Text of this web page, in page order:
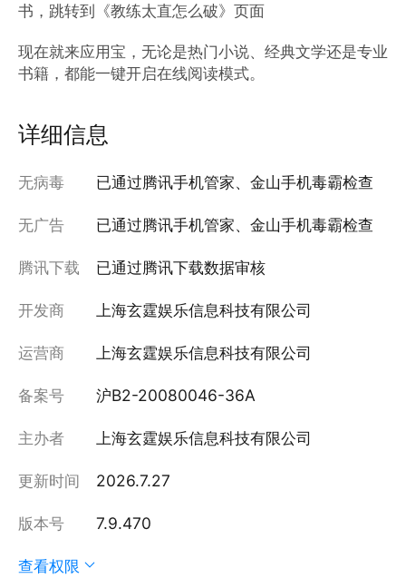
书，跳转到《教练太直怎么破》页面
现在就来应用宝，无论是热门小说、经典文学还是专业
书籍，都能一键开启在线阅读模式。
详细信息
无病毒 已通过腾讯手机管家、金山手机毒霸检查
无广告 已通过腾讯手机管家、金山手机毒霸检查
腾讯下载 已通过腾讯下载数据审核
开发商 上海玄霆娱乐信息科技有限公司
运营商 上海玄霆娱乐信息科技有限公司
备案号 沪B2-20080046-36A
主办者 上海玄霆娱乐信息科技有限公司
更新时间 2026.7.27
版本号 7.9.470
查看权限